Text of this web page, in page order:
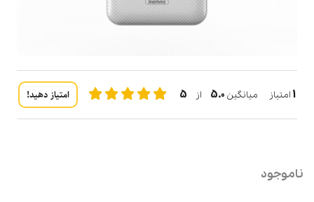
1 امتیاز میانگین 5.0 از 5 امتیاز دهید!
ناموجود